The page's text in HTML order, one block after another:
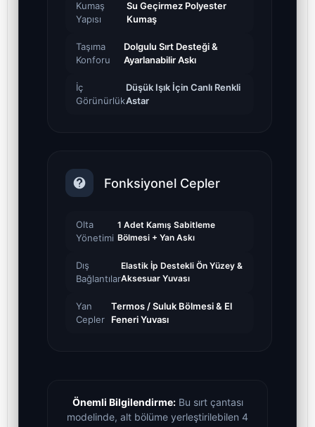
Kumaş
Yapısı
Su Geçirmez Polyester
Kumaş
Taşıma
Konforu
Dolgulu Sırt Desteği &
Ayarlanabilir Askı
İç
Görünürlük
Düşük Işık İçin Canlı Renkli
Astar
Fonksiyonel Cepler
Olta
Yönetimi
1 Adet Kamış Sabitleme
Bölmesi + Yan Askı
Dış
Bağlantılar
Elastik İp Destekli Ön Yüzey &
Aksesuar Yuvası
Yan
Cepler
Termos / Suluk Bölmesi & El
Feneri Yuvası
Önemli Bilgilendirme:Bu sırt çantası
modelinde, alt bölüme yerleştirilebilen 4